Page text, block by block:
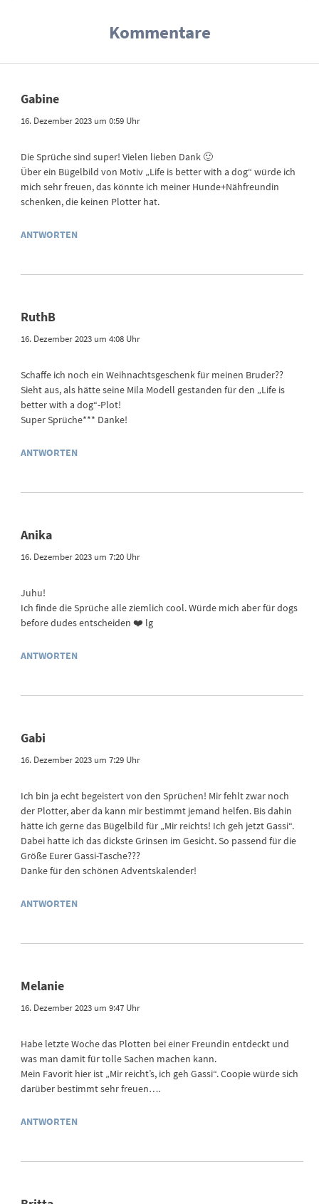
Kommentare
Gabine
16. Dezember 2023 um 0:59 Uhr
Die Sprüche sind super! Vielen lieben Dank 🙂
Über ein Bügelbild von Motiv „Life is better with a dog“ würde ich
mich sehr freuen, das könnte ich meiner Hunde+Nähfreundin
schenken, die keinen Plotter hat.
ANTWORTEN
RuthB
16. Dezember 2023 um 4:08 Uhr
Schaffe ich noch ein Weihnachtsgeschenk für meinen Bruder??
Sieht aus, als hätte seine Mila Modell gestanden für den „Life is
better with a dog“-Plot!
Super Sprüche*** Danke!
ANTWORTEN
Anika
16. Dezember 2023 um 7:20 Uhr
Juhu!
Ich finde die Sprüche alle ziemlich cool. Würde mich aber für dogs
before dudes entscheiden ❤️ lg
ANTWORTEN
Gabi
16. Dezember 2023 um 7:29 Uhr
Ich bin ja echt begeistert von den Sprüchen! Mir fehlt zwar noch
der Plotter, aber da kann mir bestimmt jemand helfen. Bis dahin
hätte ich gerne das Bügelbild für „Mir reichts! Ich geh jetzt Gassi“.
Dabei hatte ich das dickste Grinsen im Gesicht. So passend für die
Größe Eurer Gassi-Tasche???
Danke für den schönen Adventskalender!
ANTWORTEN
Melanie
16. Dezember 2023 um 9:47 Uhr
Habe letzte Woche das Plotten bei einer Freundin entdeckt und
was man damit für tolle Sachen machen kann.
Mein Favorit hier ist „Mir reicht’s, ich geh Gassi“. Coopie würde sich
darüber bestimmt sehr freuen….
ANTWORTEN